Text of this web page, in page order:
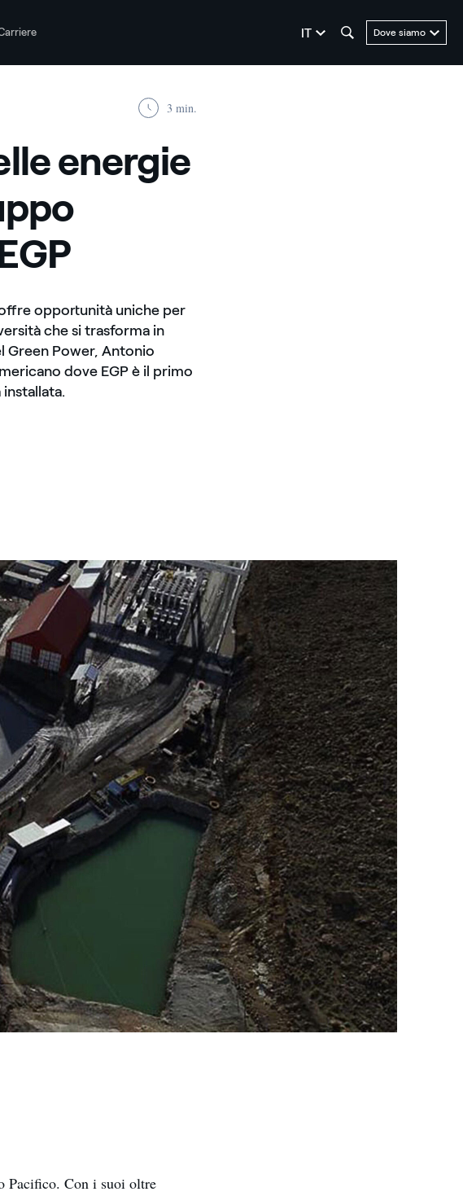
seleziona la lingua
IT Dove siamo
3 min.
energie
opportunità uniche per
che si trasforma in
Green Power, Antonio
dove EGP è il primo
Pacifico. Con i suoi oltre